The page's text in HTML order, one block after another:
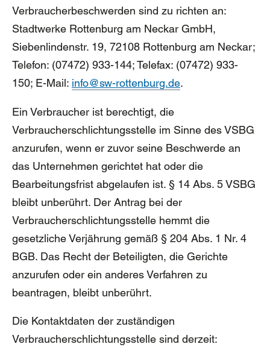
Verbraucherbeschwerden sind zu richten an:
Stadtwerke Rottenburg am Neckar GmbH,
Siebenlindenstr. 19, 72108 Rottenburg am Neckar;
Telefon: (07472) 933-144; Telefax: (07472) 933-
150; E-Mail: info@sw-rottenburg.de.
Ein Verbraucher ist berechtigt, die
Verbraucherschlichtungsstelle im Sinne des VSBG
anzurufen, wenn er zuvor seine Beschwerde an
das Unternehmen gerichtet hat oder die
Bearbeitungsfrist abgelaufen ist. § 14 Abs. 5 VSBG
bleibt unberührt. Der Antrag bei der
Verbraucherschlichtungsstelle hemmt die
gesetzliche Verjährung gemäß § 204 Abs. 1 Nr. 4
BGB. Das Recht der Beteiligten, die Gerichte
anzurufen oder ein anderes Verfahren zu
beantragen, bleibt unberührt.
Die Kontaktdaten der zuständigen
Verbraucherschlichtungsstelle sind derzeit: